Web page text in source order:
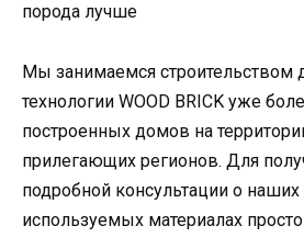
Мы занимаемся строительством
технологии WOOD BRICK уже
построенных домов на
прилегающих регионов. Для
подробной консультации о наших
используемых материалах